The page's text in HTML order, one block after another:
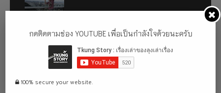
เที่ยวฮ่องกง จะหลงได้ยังไง EP1
กดติดตามช่อง YOUTUBE เพื่อเป็นกำลังใจด้วยนะครับ
100% secure your website.